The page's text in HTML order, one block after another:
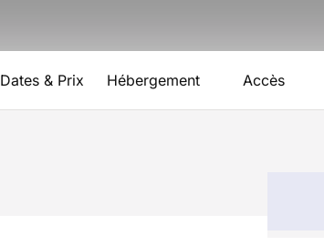
Dates & Prix Hébergement Accès